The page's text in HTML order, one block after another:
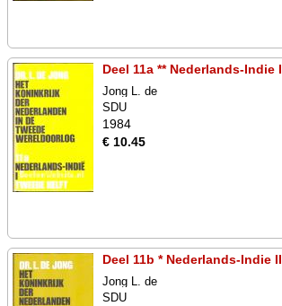
Deel 11a ** Nederlands-Indie I
Jong L. de
SDU
1984
€ 10.45
Deel 11b * Nederlands-Indie II
Jong L. de
SDU